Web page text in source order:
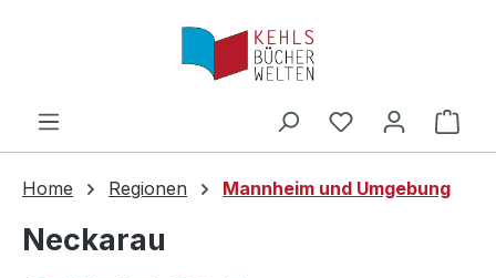
Zum Hauptinhalt springen
Home Regionen Mannheim und Umgebung
Neckarau